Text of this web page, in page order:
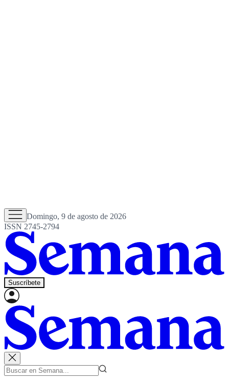
Domingo, 9 de agosto de 2026
ISSN 2745-2794
Suscríbete